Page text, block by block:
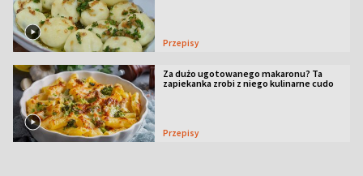
Przepisy
Za dużo ugotowanego makaronu? Ta
zapiekanka zrobi z niego kulinarne cudo
Przepisy